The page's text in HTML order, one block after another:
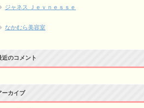
ジャネス Ｊｅｖｎｅｓｓｅ
なかむら美容室
近のコメント
ーカイブ